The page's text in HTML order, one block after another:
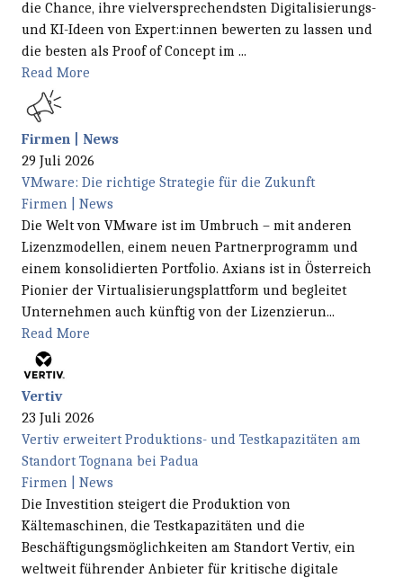
die Chance, ihre vielversprechendsten Digitalisierungs-
und KI-Ideen von Expert:innen bewerten zu lassen und
die besten als Proof of Concept im ...
Read More
Firmen | News
29 Juli 2026
VMware: Die richtige Strategie für die Zukunft
Firmen | News
Die Welt von VMware ist im Umbruch – mit anderen
Lizenzmodellen, einem neuen Partnerprogramm und
einem konsolidierten Portfolio. Axians ist in Österreich
Pionier der Virtualisierungsplattform und begleitet
Unternehmen auch künftig von der Lizenzierun...
Read More
Vertiv
23 Juli 2026
Vertiv erweitert Produktions- und Testkapazitäten am
Standort Tognana bei Padua
Firmen | News
Die Investition steigert die Produktion von
Kältemaschinen, die Testkapazitäten und die
Beschäftigungsmöglichkeiten am Standort Vertiv, ein
weltweit führender Anbieter für kritische digitale